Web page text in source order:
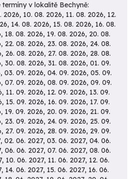
termíny v lokalitě Bechyně:
2026, 18. 09. 2026, 19. 09. 2026, 20. 09. 2026, 21. 09. 2026, 22. 09. 2026, 23. 09. 2026, 24. 09. 2026, 25. 09. 2026, 26. 09. 2026, 27. 09. 2026, 28. 09. 2026, 29. 09. 2026, 01. 06. 2027, 02. 06. 2027, 03. 06. 2027, 04. 06. 2027, 05. 06. 2027, 06. 06. 2027, 07. 06. 2027, 08. 06. 2027, 09. 06. 2027, 10. 06. 2027, 11. 06. 2027, 12. 06. 2027, 13. 06. 2027, 14. 06. 2027, 15. 06. 2027, 16. 06. 2027, 17. 06. 2027, 18. 06. 2027, 19. 06. 2027, 20. 06. 2027, 21. 06. 2027, 22. 06. 2027, 23. 06. 2027, 24. 06. 2027, 25. 06. 2027, 26. 06. 2027, 27. 06. 2027, 28. 06. 2027, 29. 06. 2027, 30. 06. 2027, 01. 07. 2027, 02. 07. 2027, 03. 07. 2027, 04. 07. 2027, 05. 07. 2027, 06. 07. 2027, 07. 07. 2027, 08. 07. 2027, 09. 07. 2027, 10. 07. 2027, 11. 07. 2027, 12. 07. 2027, 13. 07. 2027, 14. 07. 2027, 15. 07. 2027, 16. 07. 2027, 17. 07. 2027, 18. 07. 2027, 19. 07. 2027, 20. 07. 2027, 21. 07. 2027, 22. 07. 2027, 23. 07. 2027, 24. 07. 2027, 25. 07. 2027, 26. 07. 2027, 27. 07. 2027,